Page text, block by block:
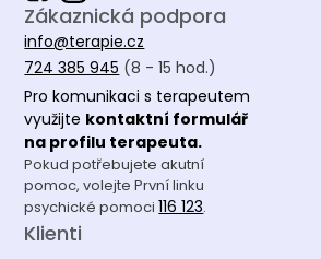
Zákaznická podpora
info@terapie.cz
724 385 945 (8 - 15 hod.)
Pro komunikaci s terapeutem
využijte kontaktní formulář
na profilu terapeuta.
Pokud potřebujete akutní
pomoc, volejte První linku
psychické pomoci116 123.
Klienti